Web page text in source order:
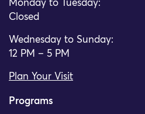
Monday to Tuesday:
Closed
Wednesday to Sunday:
12 PM – 5 PM
Plan Your Visit
Programs